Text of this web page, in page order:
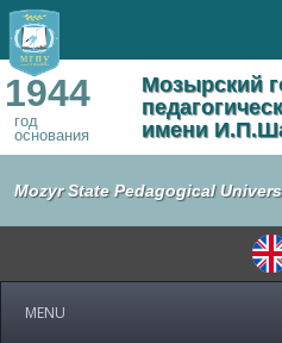
1944
год
основания
Мозырский
имени
Mozyr State Pedagogical
MENU